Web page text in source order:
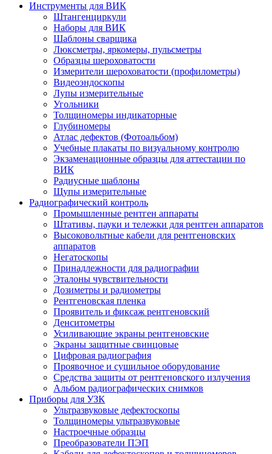
Инструменты для ВИК
Штангенциркули
Наборы для ВИК
Шаблоны сварщика
Люксметры, яркомеры, пульсметры
Образцы шероховатости
Измерители шероховатости (профилометры)
Видеоэндоскопы
Лупы измерительные
Угольники
Толщиномеры индикаторные
Глубиномеры
Атлас дефектов (Фотоальбом)
Учебные плакаты по визуальному контролю
Экзаменационные образцы для аттестации по
ВИК
Радиусные шаблоны
Щупы измерительные
Радиографический контроль
Промышленные рентген аппараты
Штативы, пауки и тележки для рентген аппаратов
Высоковольтные кабели для рентгеновских
аппаратов
Негатоскопы
Принадлежности для радиографии
Эталоны чувствительности
Дозиметры и радиометры
Рентгеновская пленка
Проявитель и фиксаж рентгеновский
Денситометры
Усиливающие экраны рентгеновские
Экраны защитные свинцовые
Цифровая радиография
Проявочное и сушильное оборудование
Средства защиты от рентгеновского излучения
Альбом радиографических снимков
Приборы для УЗК
Ультразвуковые дефектоскопы
Толщиномеры ультразвуковые
Настроечные образцы
Преобразователи ПЭП